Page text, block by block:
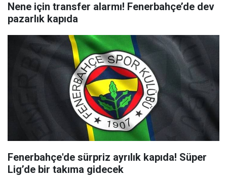
Nene için transfer alarmı! Fenerbahçe’de dev
pazarlık kapıda
Fenerbahçe'de sürpriz ayrılık kapıda! Süper
Lig’de bir takıma gidecek